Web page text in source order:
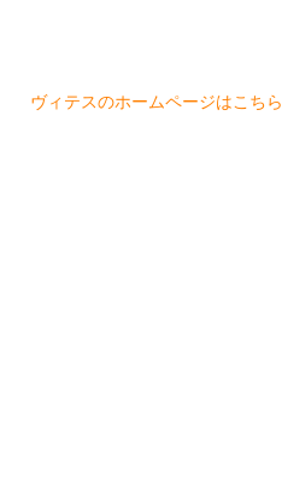
ヴィテスのホームページはこちら